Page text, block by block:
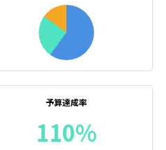
予算達成率
110%